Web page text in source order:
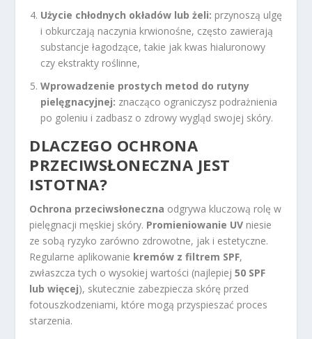
Użycie chłodnych okładów lub żeli: przynoszą ulgę
i obkurczają naczynia krwionośne, często zawierają
substancje łagodzące, takie jak kwas hialuronowy
czy ekstrakty roślinne,
Wprowadzenie prostych metod do rutyny
pielęgnacyjnej: znacząco ograniczysz podrażnienia
po goleniu i zadbasz o zdrowy wygląd swojej skóry.
DLACZEGO OCHRONA
PRZECIWSŁONECZNA JEST
ISTOTNA?
Ochrona przeciwsłoneczna odgrywa kluczową rolę w
pielęgnacji męskiej skóry. Promieniowanie UV niesie
ze sobą ryzyko zarówno zdrowotne, jak i estetyczne.
Regularne aplikowanie kremów z filtrem SPF,
zwłaszcza tych o wysokiej wartości (najlepiej50 SPF
lub więcej), skutecznie zabezpiecza skórę przed
fotouszkodzeniami, które mogą przyspieszać proces
starzenia.